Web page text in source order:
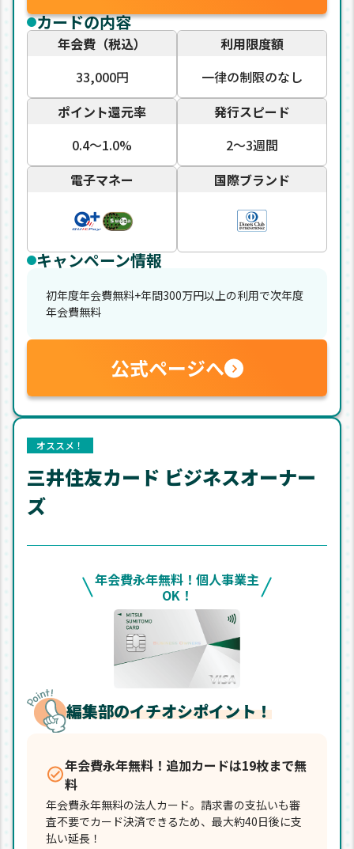
カードの内容
年会費（税込）
33,000円
利用限度額
一律の制限のなし
ポイント還元率
0.4〜1.0%
発行スピード
2〜3週間
電子マネー
国際ブランド
キャンペーン情報
初年度年会費無料+年間300万円以上の利用で次年度
年会費無料
公式ページへ
オススメ！
三井住友カード ビジネスオーナー
ズ
年会費永年無料！個人事業主
OK！
編集部のイチオシポイント！
年会費永年無料！追加カードは19枚まで無
料
年会費永年無料の法人カード。請求書の支払いも審
査不要でカード決済できるため、最大約40日後に支
払い延長！